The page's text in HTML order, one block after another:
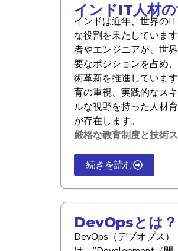
インドIT人材
インドは近年、世界の
な役割を果たしていま
者やエンジニアが、世
要なポジションを占め
術革新を推進していま
育の重視、実践的なス
ルな視野を持った人材
が存在します。
厳格な教育制度と技術
続きを読む
DevOpsとは？
DevOps（デブオプス）